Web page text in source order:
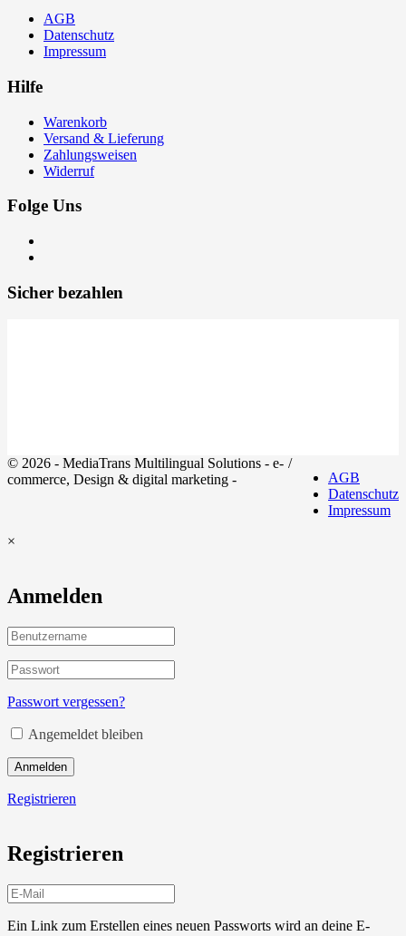
AGB
Datenschutz
Impressum
Hilfe
Warenkorb
Versand & Lieferung
Zahlungsweisen
Widerruf
Folge Uns
Sicher bezahlen
© 2026 - MediaTrans Multilingual Solutions - e-
commerce, Design & digital marketing -
/
AGB
Datenschutz
Impressum
×
Anmelden
Passwort vergessen?
Angemeldet bleiben
Anmelden
Registrieren
Registrieren
Ein Link zum Erstellen eines neuen Passworts wird an deine E-